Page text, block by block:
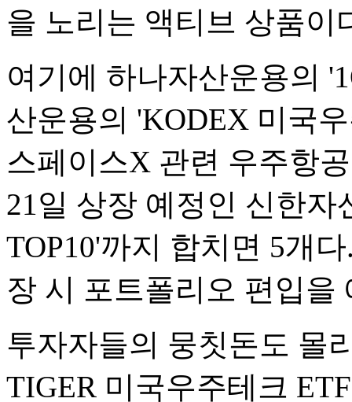
을 노리는 액티브 상품이
여기에 하나자산운용의
산운용의 'KODEX 미국
스페이스X 관련 우주항
21일 상장 예정인 신한자
TOP10'까지 합치면 5개
장 시 포트폴리오 편입을
투자자들의 뭉칫돈도 몰
TIGER 미국우주테크